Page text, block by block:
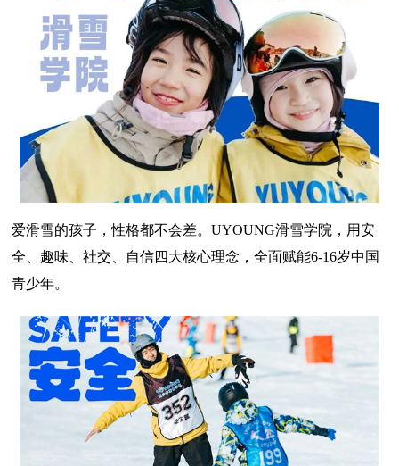
爱滑雪的孩子，性格都不会差。UYOUNG滑雪学院，用安
全、趣味、社交、自信四大核心理念，全面赋能6-16岁中国
青少年。